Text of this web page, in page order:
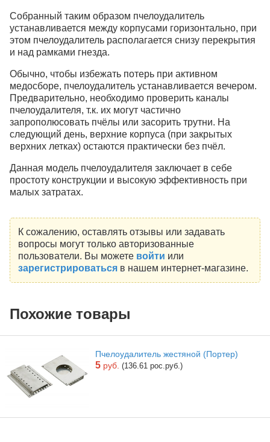
Собранный таким образом пчелоудалитель
устанавливается между корпусами горизонтально, при
этом пчелоудалитель располагается снизу перекрытия
и над рамками гнезда.
Обычно, чтобы избежать потерь при активном
медосборе, пчелоудалитель устанавливается вечером.
Предварительно, необходимо проверить каналы
пчелоудалителя, т.к. их могут частично
запрополюсовать пчёлы или засорить трутни. На
следующий день, верхние корпуса (при закрытых
верхних летках) остаются практически без пчёл.
Данная модель пчелоудалителя заключает в себе
простоту конструкции и высокую эффективность при
малых затратах.
К сожалению, оставлять отзывы или задавать
вопросы могут только авторизованные
пользователи. Вы можете войти или
зарегистрироватьсяв нашем интернет-магазине.
Похожие товары
Пчелоудалитель жестяной (Портер)
5 руб. (136.61 рос.руб.)